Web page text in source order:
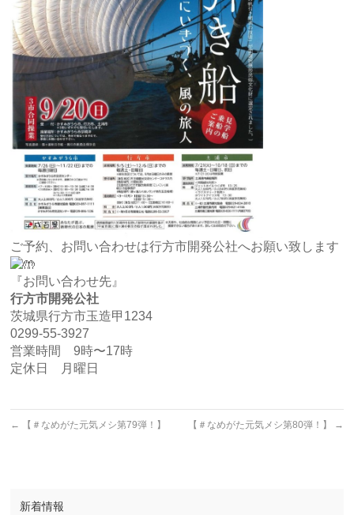
ご予約、お問い合わせは行方市開発公社へお願い致します
『お問い合わせ先』
行方市開発公社
茨城県行方市玉造甲1234
0299-55-3927
営業時間 9時〜17時
定休日 月曜日
← 【＃なめがた元気メシ第79弾！】 【＃なめがた元気メシ第80弾！】 →
新着情報